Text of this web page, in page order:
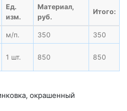
Ед.
изм.
Материал,
руб.
Итого:
м/п. 350 350
1 шт. 850 850
окрашенный